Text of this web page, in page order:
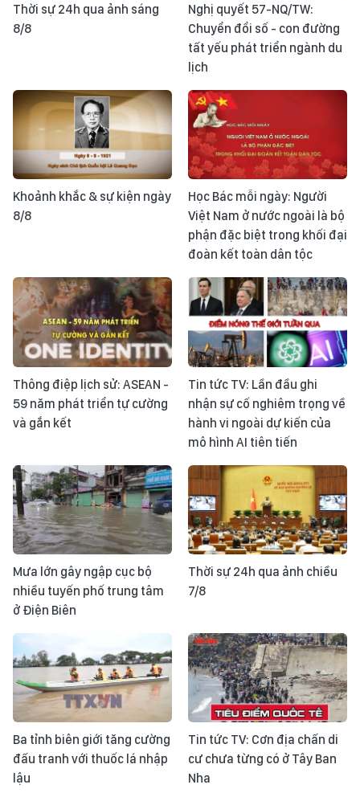
Thời sự 24h qua ảnh sáng
8/8
Nghị quyết 57-NQ/TW:
Chuyển đổi số - con đường
tất yếu phát triển ngành du
lịch
Khoảnh khắc & sự kiện ngày
8/8
Học Bác mỗi ngày: Người
Việt Nam ở nước ngoài là bộ
phận đặc biệt trong khối đại
đoàn kết toàn dân tộc
Thông điệp lịch sử: ASEAN -
59 năm phát triển tự cường
và gắn kết
Tin tức TV: Lần đầu ghi
nhận sự cố nghiêm trọng về
hành vi ngoài dự kiến của
mô hình AI tiên tiến
Mưa lớn gây ngập cục bộ
nhiều tuyến phố trung tâm
ở Điện Biên
Thời sự 24h qua ảnh chiều
7/8
Ba tỉnh biên giới tăng cường
đấu tranh với thuốc lá nhập
lậu
Tin tức TV: Cơn địa chấn di
cư chưa từng có ở Tây Ban
Nha